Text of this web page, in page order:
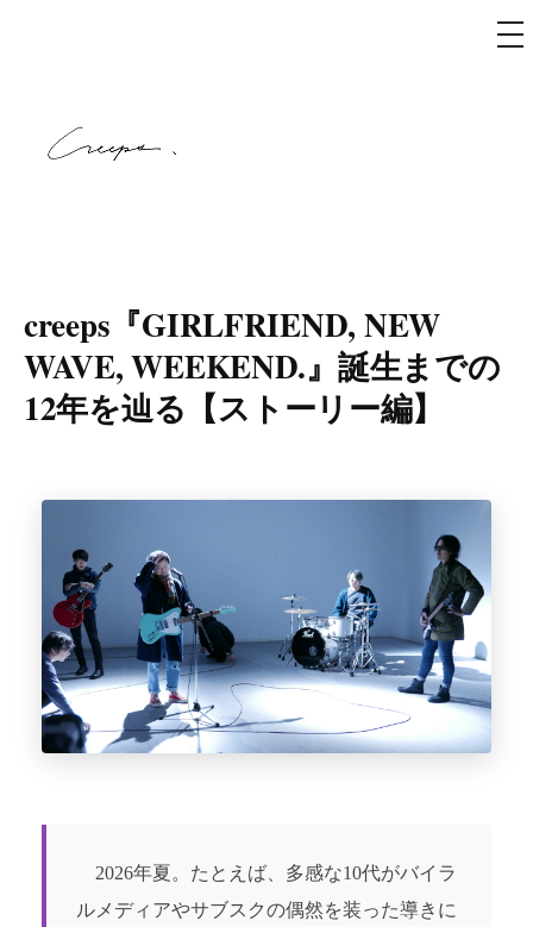
ッ
プ
メ
ニ
creeps『GIRLFRIEND, NEW
WAVE, WEEKEND.』誕生までの
12年を辿る【ストーリー編】
2026年夏。たとえば、多感な10代がバイラ
ルメディアやサブスクの偶然を装った導きに